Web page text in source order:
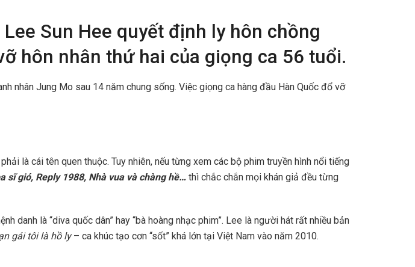
Sun Hee quyết định ly hôn chồng
hôn nhân thứ hai của giọng ca 56 tuổi.
nhân Jung Mo sau 14 năm chung sống. Việc giọng ca hàng đầu Hàn Quốc đổ vỡ
là cái tên quen thuộc. Tuy nhiên, nếu từng xem các bộ phim truyền hình nổi tiếng
sĩ gió, Reply 1988, Nhà vua và chàng hề… thì chắc chắn mọi khán giả đều từng
danh là “diva quốc dân” hay “bà hoàng nhạc phim”. Lee là người hát rất nhiều bản
gái tôi là hồ ly– ca khúc tạo cơn “sốt” khá lớn tại Việt Nam vào năm 2010.